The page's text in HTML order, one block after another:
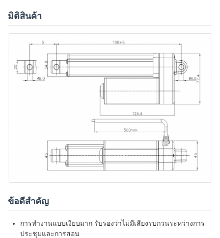
มิติสินค้า
ข้อดีสําคัญ
การทํางานแบบเงียบมาก รับรองว่าไม่มีเสียงรบกวนระหว่างการ
ประชุมและการสอน